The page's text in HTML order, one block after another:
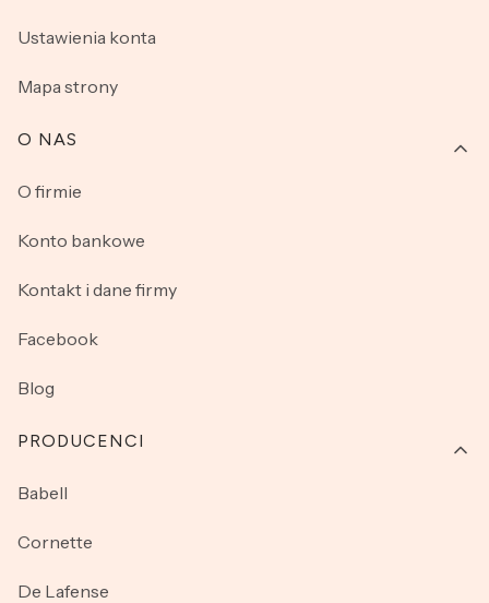
Ustawienia konta
Mapa strony
O NAS
O firmie
Konto bankowe
Kontakt i dane firmy
Facebook
Blog
PRODUCENCI
Babell
Cornette
De Lafense